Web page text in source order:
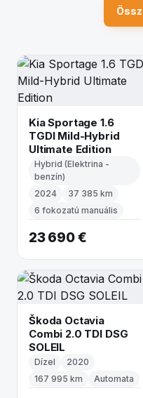
Kia Sportage 1.6
TGDI Mild-Hybrid
Ultimate Edition
Hybrid (Elektrina -
benzín)
2024
37 385 km
6 fokozatú manuális
23 690 €
Škoda Octavia
Combi 2.0 TDI DSG
SOLEIL
Dízel
2020
167 995 km
Automata